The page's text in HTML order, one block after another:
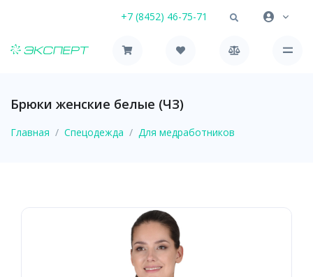
+7 (8452) 46-75-71
Брюки женские белые (ЧЗ)
Главная Спецодежда Для медработников